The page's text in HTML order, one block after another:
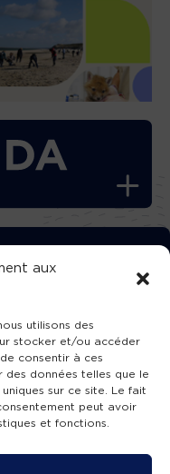
aux
utilisons des
stocker et/ou accéder
consentir à ces
données telles que le
sur ce site. Le fait
peut avoir
et fonctions.
TVBA !
!